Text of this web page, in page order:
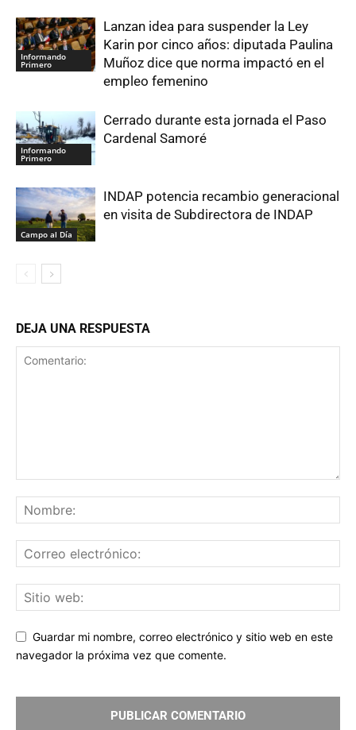
Informando
Primero
Lanzan idea para suspender la Ley
Karin por cinco años: diputada Paulina
Muñoz dice que norma impactó en el
empleo femenino
Informando
Primero
Cerrado durante esta jornada el Paso
Cardenal Samoré
Campo al Día
INDAP potencia recambio generacional
en visita de Subdirectora de INDAP
DEJA UNA RESPUESTA
Guardar mi nombre, correo electrónico y sitio web en este
navegador la próxima vez que comente.